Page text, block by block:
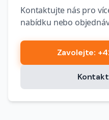
Kontaktujte nás pro
nabídku nebo
Zavolejte: